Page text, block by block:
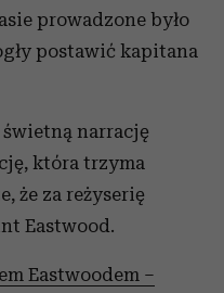
prowadzone było
postawić kapitana
narrację
która trzyma
że za reżyserię
Eastwood.
Eastwoodem –